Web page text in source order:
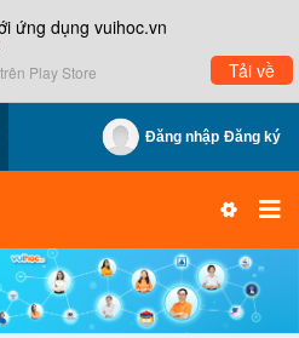
ứng dụng vuihoc.vn
Play Store Tải về
Đăng nhập Đăng ký